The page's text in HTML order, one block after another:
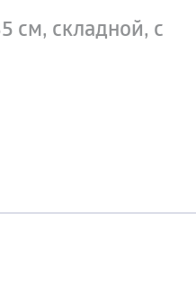
см, складной, с